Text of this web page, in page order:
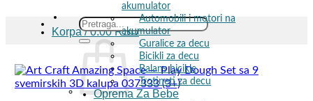
akumulator
Automobili i motori na
akumulator
Guralice za decu
Bicikli za decu
Balans bicikle
Trotineti za decu
Oprema Za Bebe
Korpa /0.00RSD
Search
for: